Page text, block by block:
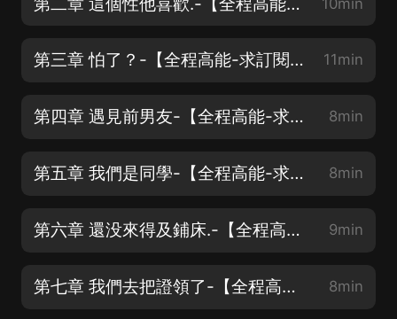
第三章 怕了？-【全程高能-求訂閱星評月票支持】 11min
第四章 遇見前男友-【全程高能-求訂閱星評月票支持】 8min
第五章 我們是同學-【全程高能-求訂閱星評月票支持】 8min
第六章 還没來得及鋪床.-【全程高能-求訂閱星評月票支持】 9min
第七章 我們去把證領了-【全程高能-求訂閱星評月票支持】 8min